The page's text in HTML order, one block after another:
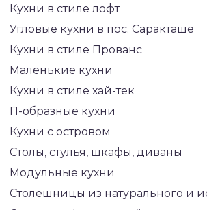
Кухни в стиле лофт
Угловые кухни в пос. Саракташе
Кухни в стиле Прованс
Маленькие кухни
Кухни в стиле хай-тек
П-образные кухни
Кухни с островом
Столы, стулья, шкафы, диваны
Модульные кухни
Столешницы из натурального и